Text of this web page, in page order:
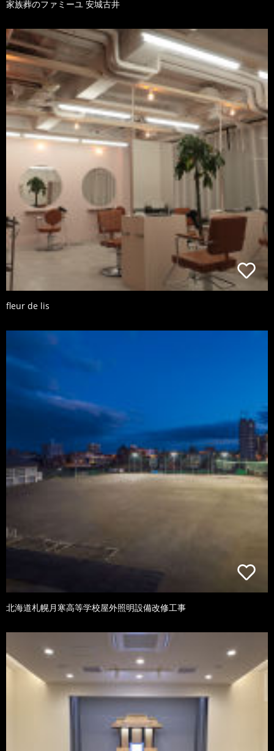
家族葬のファミーユ 安城古井
fleur de lis
北海道札幌月寒高等学校屋外照明設備改修工事